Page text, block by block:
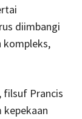
diimbangi
kompleks,
filsuf Prancis
kepekaan